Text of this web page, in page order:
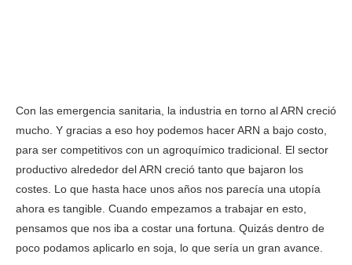
Con las emergencia sanitaria, la industria en torno al ARN creció
mucho. Y gracias a eso hoy podemos hacer ARN a bajo costo,
para ser competitivos con un agroquímico tradicional. El sector
productivo alrededor del ARN creció tanto que bajaron los
costes. Lo que hasta hace unos años nos parecía una utopía
ahora es tangible. Cuando empezamos a trabajar en esto,
pensamos que nos iba a costar una fortuna. Quizás dentro de
poco podamos aplicarlo en soja, lo que sería un gran avance.